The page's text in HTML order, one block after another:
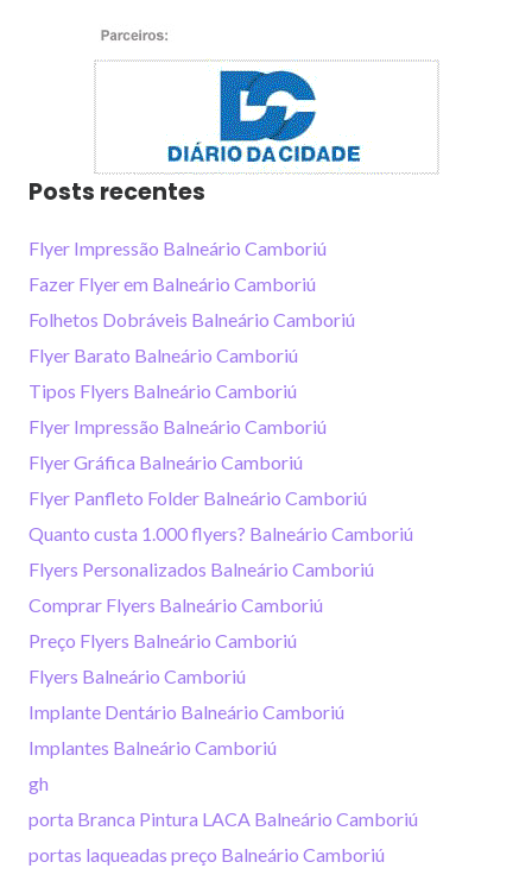
Posts recentes
Flyer Impressão Balneário Camboriú
Fazer Flyer em Balneário Camboriú
Folhetos Dobráveis Balneário Camboriú
Flyer Barato Balneário Camboriú
Tipos Flyers Balneário Camboriú
Flyer Impressão Balneário Camboriú
Flyer Gráfica Balneário Camboriú
Flyer Panfleto Folder Balneário Camboriú
Quanto custa 1.000 flyers? Balneário Camboriú
Flyers Personalizados Balneário Camboriú
Comprar Flyers Balneário Camboriú
Preço Flyers Balneário Camboriú
Flyers Balneário Camboriú
Implante Dentário Balneário Camboriú
Implantes Balneário Camboriú
gh
porta Branca Pintura LACA Balneário Camboriú
portas laqueadas preço Balneário Camboriú